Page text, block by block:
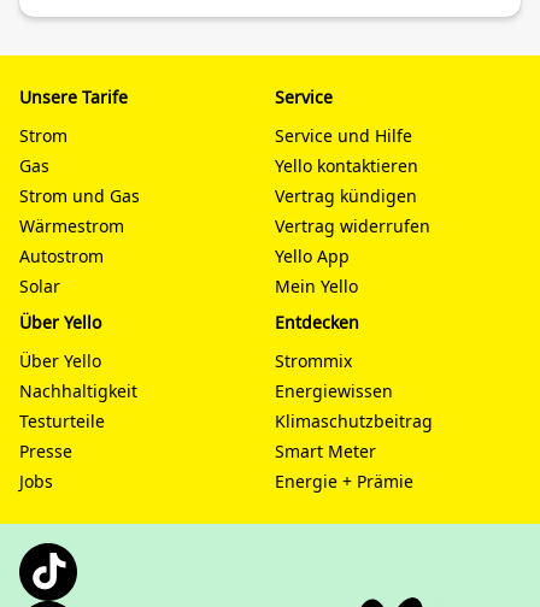
Unsere Tarife
Strom
Gas
Strom und Gas
Wärmestrom
Autostrom
Solar
Service
Service und Hilfe
Yello kontaktieren
Vertrag kündigen
Vertrag widerrufen
Yello App
Mein Yello
Über Yello
Über Yello
Nachhaltigkeit
Testurteile
Presse
Jobs
Entdecken
Strommix
Energiewissen
Klimaschutzbeitrag
Smart Meter
Energie + Prämie